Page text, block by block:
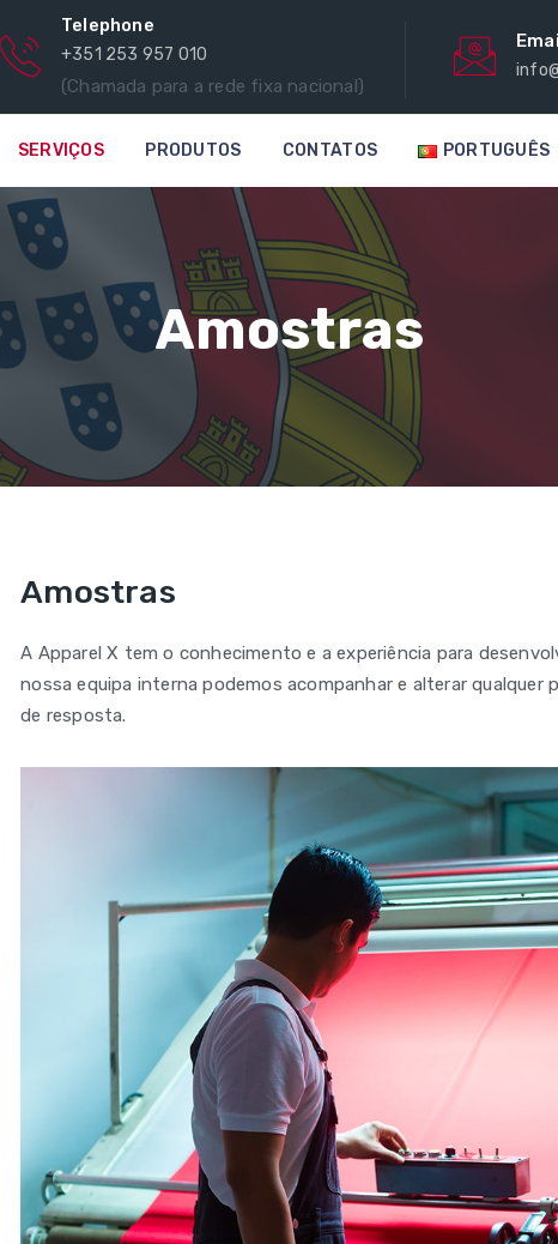
Telephone
+351 253 957 010
(Chamada para a rede fixa nacional)
SERVIÇOS PRODUTOS CONTATOS PORTUGUÊS
Amostras
Amostras
A Apparel X tem o conhecimento e a experiência para
nossa equipa interna podemos acompanhar e alterar
de resposta.